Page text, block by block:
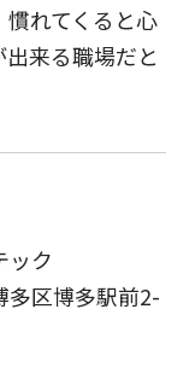
れてくると心
来る職場だと
ック
多区博多駅前2-